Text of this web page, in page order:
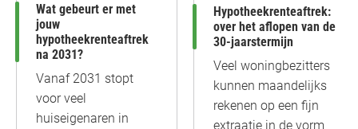
Wat gebeurt er met
jouw
hypotheekrenteaftrek
na 2031?
Vanaf 2031 stopt
voor veel
huiseigenaren in
Hypotheekrenteaftrek:
over het aflopen van de
30-jaarstermijn
Veel woningbezitters
kunnen maandelijks
rekenen op een fijn
extraatje in de vorm